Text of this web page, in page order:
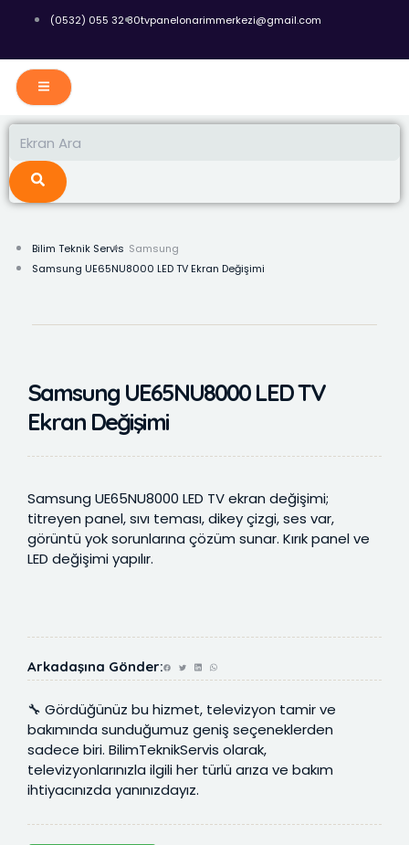
(0532) 055 32 80tvpanelonarimmerkezi@gmail.com
Bilim Teknik Servis Samsung
Samsung UE65NU8000 LED TV Ekran Değişimi
Samsung UE65NU8000 LED TV
Ekran Değişimi
Samsung UE65NU8000 LED TV ekran değişimi;
titreyen panel, sıvı teması, dikey çizgi, ses var,
görüntü yok sorunlarına çözüm sunar. Kırık panel ve
LED değişimi yapılır.
Arkadaşına Gönder:
🔧 Gördüğünüz bu hizmet, televizyon tamir ve
bakımında sunduğumuz geniş seçeneklerden
sadece biri. BilimTeknikServis olarak,
televizyonlarınızla ilgili her türlü arıza ve bakım
ihtiyacınızda yanınızdayız.